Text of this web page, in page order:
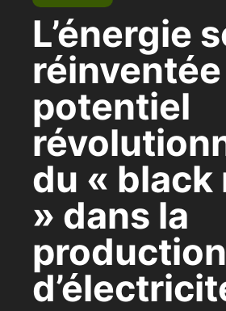
L’énergie
réinventée
potentiel
du « black
» dans la
production